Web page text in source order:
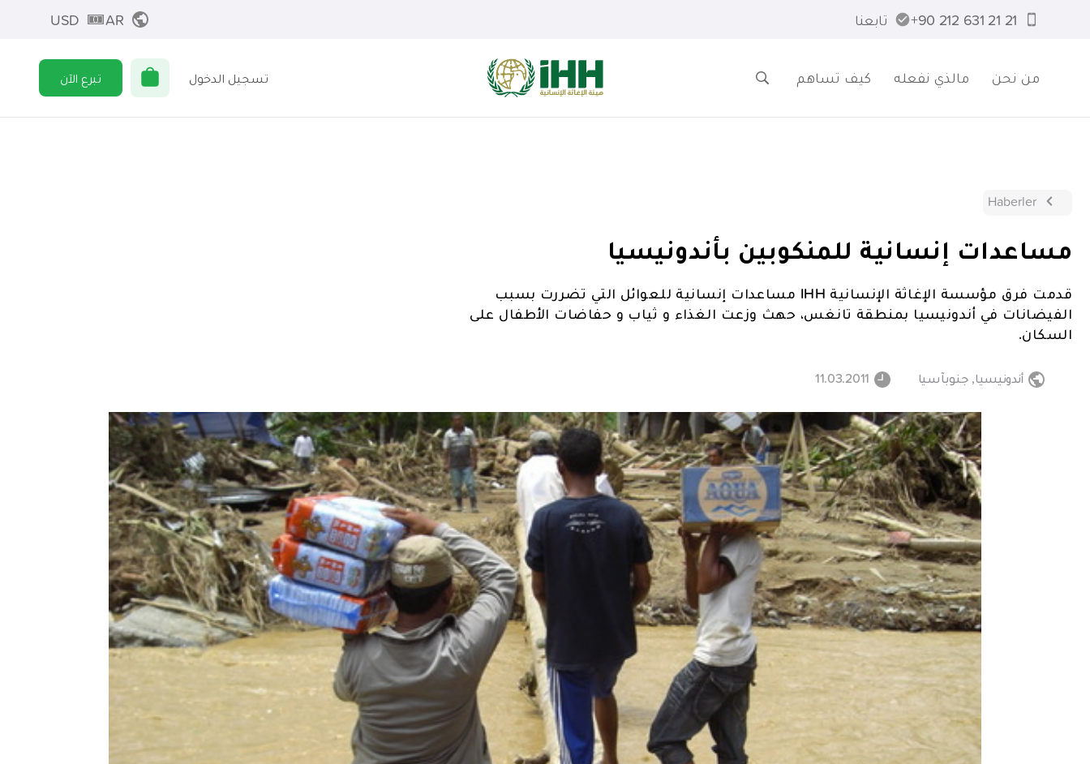
21 21 631 212 90+ تابعنا AR
USD
من نحن مالذي نفعله كيف تساهم تسجيل الدخول تبرع الآن
Haberler
مساعدات إنسانية للمنكوبين بأندونيسيا
قدمت فرق مؤسسة الإغاثة الإنسانية IHH مساعدات إنسانية للعوائل التي تضررت بسبب
الفيضانات في أندونيسيا بمنطقة تانغس، حهث وزعت الغذاء و ثياب و حفاضات الأطفال على
السكان.
أندونيسيا, جنوبآسيا 11.03.2011